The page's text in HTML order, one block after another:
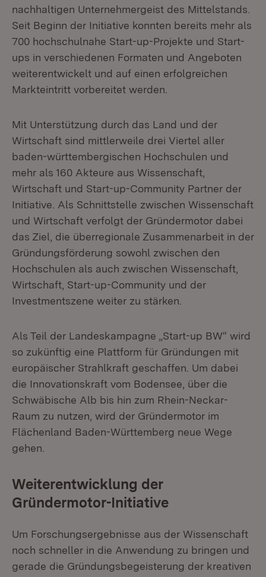
nachhaltigen Unternehmergeist des Mittelstands.
Seit Beginn der Initiative konnten bereits mehr als
700 hochschulnahe Start-up-Projekte und Start-
ups in verschiedenen Formaten und Angeboten
weiterentwickelt und auf einen erfolgreichen
Markteintritt vorbereitet werden.
Mit Unterstützung durch das Land und der
Wirtschaft sind mittlerweile drei Viertel aller
baden-württembergischen Hochschulen und
mehr als 160 Akteure aus Wissenschaft,
Wirtschaft und Start-up-Community Partner der
Initiative. Als Schnittstelle zwischen Wissenschaft
und Wirtschaft verfolgt der Gründermotor dabei
das Ziel, die überregionale Zusammenarbeit in der
Gründungsförderung sowohl zwischen den
Hochschulen als auch zwischen Wissenschaft,
Wirtschaft, Start-up-Community und der
Investmentszene weiter zu stärken.
Als Teil der Landeskampagne „Start-up BW“ wird
so zukünftig eine Plattform für Gründungen mit
europäischer Strahlkraft geschaffen. Um dabei
die Innovationskraft vom Bodensee, über die
Schwäbische Alb bis hin zum Rhein-Neckar-
Raum zu nutzen, wird der Gründermotor im
Flächenland Baden-Württemberg neue Wege
gehen.
Weiterentwicklung der
Gründermotor-Initiative
Um Forschungsergebnisse aus der Wissenschaft
noch schneller in die Anwendung zu bringen und
gerade die Gründungsbegeisterung der kreativen